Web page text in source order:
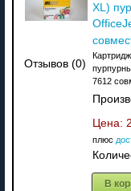
Отзывов (0)
XL)
7612
Цена:
плюс
В